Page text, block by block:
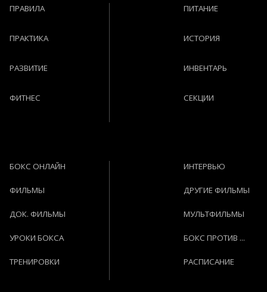
ПРАВИЛА
ПРАКТИКА
РАЗВИТИЕ
ФИТНЕС
ПИТАНИЕ
ИСТОРИЯ
ИНВЕНТАРЬ
СЕКЦИИ
БОКС ОНЛАЙН
ФИЛЬМЫ
ДОК. ФИЛЬМЫ
УРОКИ БОКСА
ТРЕНИРОВКИ
ИНТЕРВЬЮ
ДРУГИЕ ФИЛЬМЫ
МУЛЬТФИЛЬМЫ
БОКС ПРОТИВ ...
РАСПИСАНИЕ